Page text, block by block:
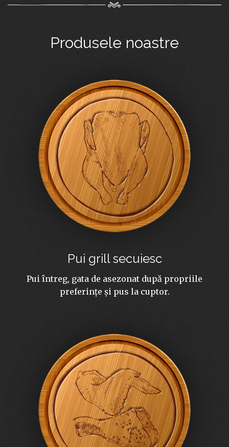
Produsele noastre
Pui grill secuiesc
Pui întreg, gata de asezonat după propriile
preferințe și pus la cuptor.